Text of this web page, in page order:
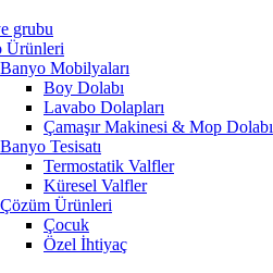
grubu
Ürünleri
Banyo Mobilyaları
Boy Dolabı
Lavabo Dolapları
Çamaşır Makinesi & Mop Dolabı
Banyo Tesisatı
Termostatik Valfler
Küresel Valfler
Çözüm Ürünleri
Çocuk
Özel İhtiyaç